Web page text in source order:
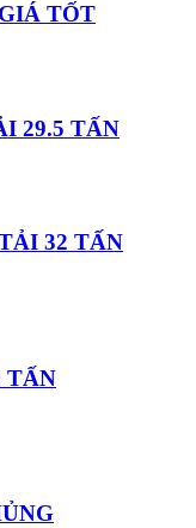
TỐT
29.5 TẤN
32 TẤN
TẤN